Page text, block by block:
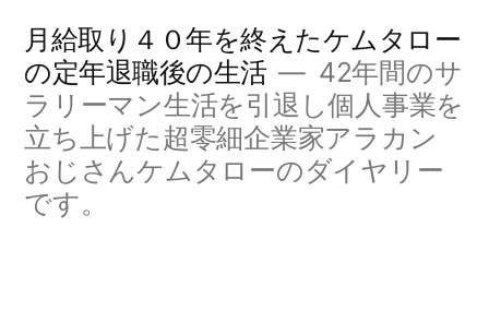
月給取り４０年を終えたケムタロー
の定年退職後の生活
42年間のサ
ラリーマン生活を引退し個人事業を
立ち上げた超零細企業家アラカン
おじさんケムタローのダイヤリー
です。